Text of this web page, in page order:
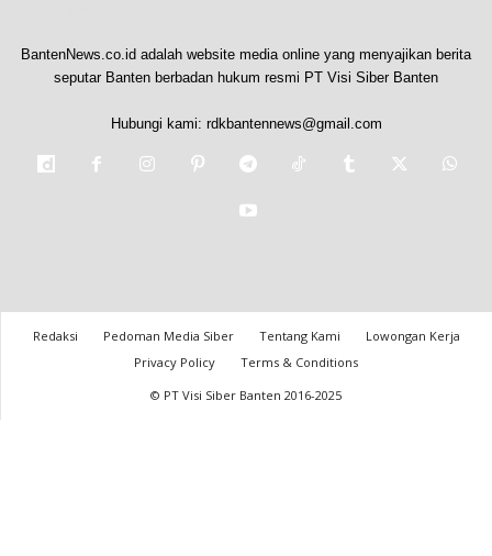
BantenNews.co.id adalah website media online yang menyajikan berita
seputar Banten berbadan hukum resmi PT Visi Siber Banten
Hubungi kami: rdkbantennews@gmail.com
Redaksi Pedoman Media Siber Tentang Kami
Lowongan Kerja
Privacy Policy
Terms & Conditions
© PT Visi Siber Banten 2016-2025